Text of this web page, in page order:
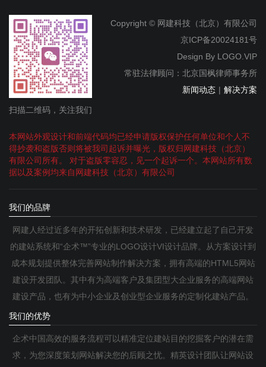
扫描二维码，关注我们
Copyright © 网建科技（北京）有限公司
京ICP备20024181号
Design By LOGO.VIP
常驻法律顾问：北京国枫律师事务所
新闻动态 | 解决方案
本网站外观设计和前端代码均已经申请版权保护任何单位和个人不
得抄袭和盗版否则将被我司起诉并曝光，版权归网建科技（北京）
有限公司所有。 对于盗版零容忍，见一个起诉一个。本网站所有数
据以及案例均来自网建科技（北京）有限公司
我们的品牌
网建人经过近多年的开拓创新和技术研发，已经建立起了自己开发
的建站系统和“企术™”专业的LOGO设计VI设计品牌。从方案设计到
成本规划提供整体完善网站制作解决方案，拥有高端的HTML5网站
建设开发团队。其中有为高端客户及集团型大企业服务的高端网站
建设产品，也有为中小企业及创业型企业服务的定制化建站产品。
我们的优势
企术中国高效的服务流程可以精准定位建站目的挖掘客户的潜在需
求，为您深度策划网站解决您的后顾之忧。精英设计团队让网站设